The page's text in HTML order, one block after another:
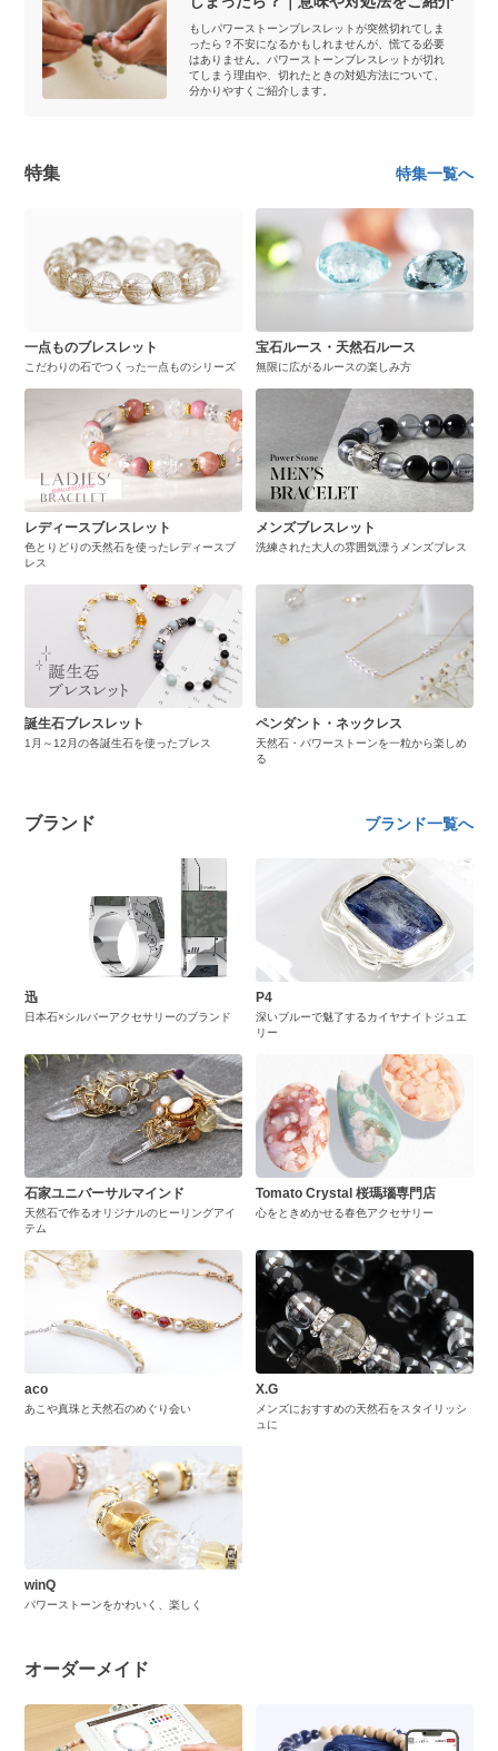
もしパワーストーンブレスレットが突然切れてしま
ったら？不安になるかもしれませんが、慌てる必要
はありません。パワーストーンブレスレットが切れ
てしまう理由や、切れたときの対処方法について、
分かりやすくご紹介します。
特集 特集一覧へ
一点ものブレスレット
こだわりの石でつくった一点ものシリーズ
宝石ルース・天然石ルース
無限に広がるルースの楽しみ方
レディースブレスレット
色とりどりの天然石を使ったレディースブ
レス
メンズブレスレット
洗練された大人の雰囲気漂うメンズブレス
誕生石ブレスレット
1月～12月の各誕生石を使ったブレス
ペンダント・ネックレス
天然石・パワーストーンを一粒から楽しめ
る
ブランド ブランド一覧へ
迅
日本石×シルバーアクセサリーのブランド
P4
深いブルーで魅了するカイヤナイトジュエ
リー
石家ユニバーサルマインド
天然石で作るオリジナルのヒーリングアイ
テム
Tomato Crystal 桜瑪瑙専門店
心をときめかせる春色アクセサリー
aco
あこや真珠と天然石のめぐり会い
X.G
メンズにおすすめの天然石をスタイリッシ
ュに
winQ
パワーストーンをかわいく、楽しく
オーダーメイド